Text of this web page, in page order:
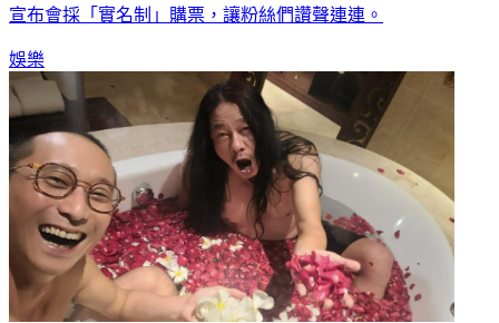
宣布會採「實名制」購票，讓粉絲們讚聲連連。
娛樂